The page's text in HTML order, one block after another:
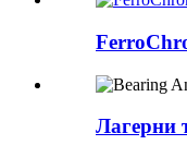
Лагерни